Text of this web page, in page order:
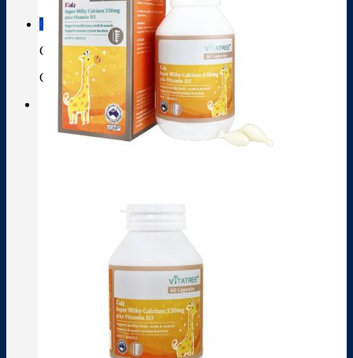
Giỏ hàng
Giỏ hàng
Chưa có sản phẩm trong giỏ hàng.